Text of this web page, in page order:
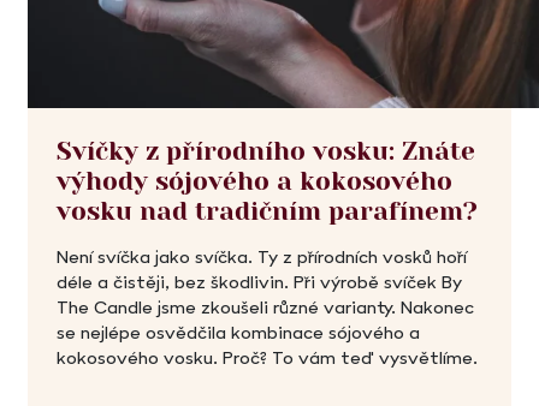
Svíčky z přírodního vosku: Znáte
výhody sójového a kokosového
vosku nad tradičním parafínem?
Není svíčka jako svíčka. Ty z přírodních vosků hoří
déle a čistěji, bez škodlivin. Při výrobě svíček By
The Candle jsme zkoušeli různé varianty. Nakonec
se nejlépe osvědčila kombinace sójového a
kokosového vosku. Proč? To vám teď vysvětlíme.